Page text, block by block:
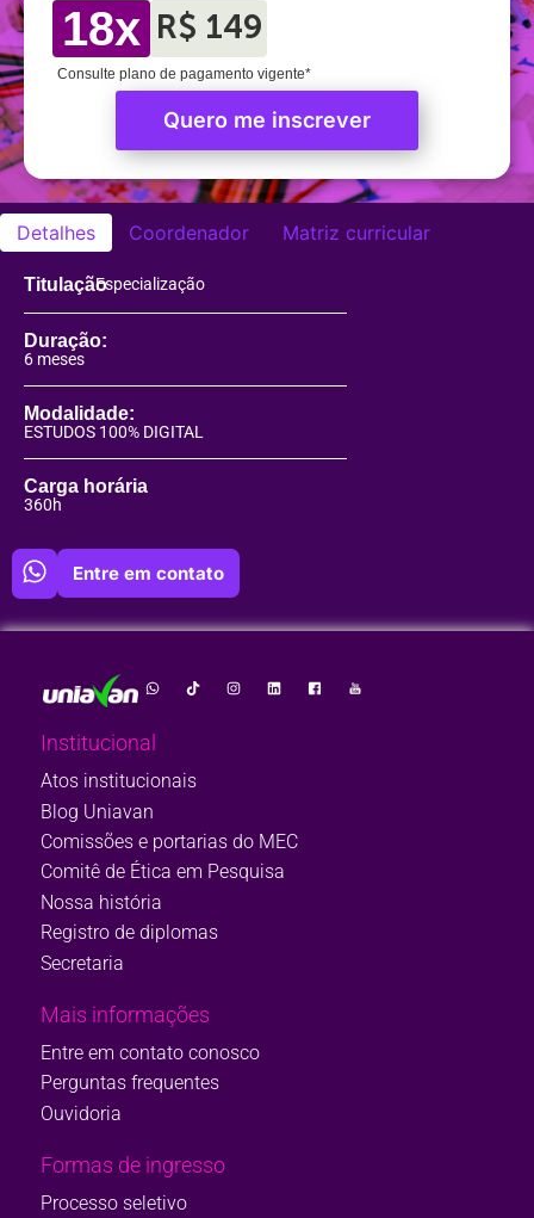
18x R$ 149
Consulte plano de pagamento vigente*
Quero me inscrever
Detalhes Coordenador Matriz curricular
TitulaçãoEspecialização
Duração:
6 meses
Modalidade:
ESTUDOS 100% DIGITAL
Carga horária
360h
Entre em contato
Institucional
Atos institucionais
Blog Uniavan
Comissões e portarias do MEC
Comitê de Ética em Pesquisa
Nossa história
Registro de diplomas
Secretaria
Mais informações
Entre em contato conosco
Perguntas frequentes
Ouvidoria
Formas de ingresso
Processo seletivo